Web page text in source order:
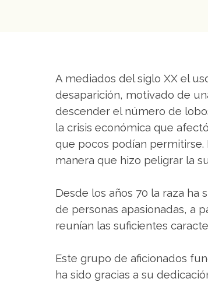
A mediados del siglo XX el
desaparición, motivado de
descender el número de
la crisis económica que
que pocos podían
manera que hizo peligrar la
Desde los años 70 la raza
de personas apasionadas, a
reunían las suficientes
Este grupo de aficionados
ha sido gracias a su